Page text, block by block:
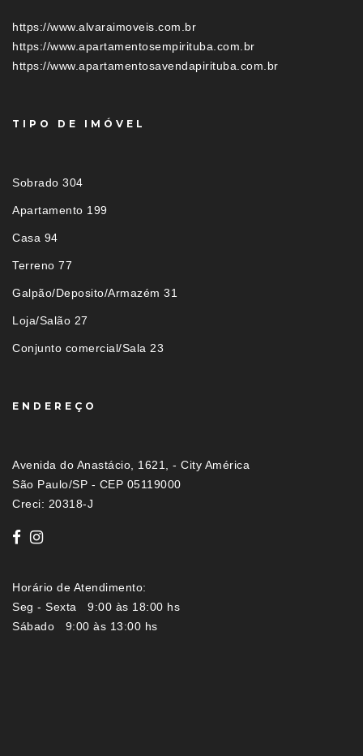
https://www.alvaraimoveis.com.br
https://www.apartamentosempirituba.com.br
https://www.apartamentosavendapirituba.com.br
TIPO DE IMÓVEL
Sobrado 304
Apartamento 199
Casa 94
Terreno 77
Galpão/Deposito/Armazém 31
Loja/Salão 27
Conjunto comercial/Sala 23
ENDEREÇO
Avenida do Anastácio, 1621, - City América
São Paulo/SP - CEP 05119000
Creci: 20318-J
Horário de Atendimento:
Seg - Sexta 9:00 às 18:00 hs
Sábado 9:00 às 13:00 hs